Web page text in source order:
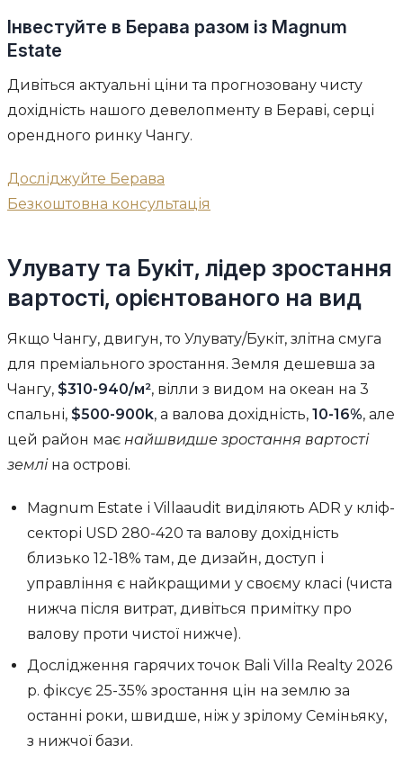
Інвестуйте в Берава разом із Magnum
Estate
Дивіться актуальні ціни та прогнозовану чисту
дохідність нашого девелопменту в Бераві, серці
орендного ринку Чангу.
Досліджуйте Берава
Безкоштовна консультація
Улувату та Букіт, лідер зростання
вартості, орієнтованого на вид
Якщо Чангу, двигун, то Улувату/Букіт, злітна смуга
для преміального зростання. Земля дешевша за
Чангу, $310-940/м², вілли з видом на океан на 3
спальні, $500-900k, а валова дохідність, 10-16%, але
цей район має найшвидше зростання вартості
земліна острові.
Magnum Estate і Villaaudit виділяють ADR у кліф-
секторі USD 280-420 та валову дохідність
близько 12-18% там, де дизайн, доступ і
управління є найкращими у своєму класі (чиста
нижча після витрат, дивіться примітку про
валову проти чистої нижче).
Дослідження гарячих точок Bali Villa Realty 2026
р. фіксує 25-35% зростання цін на землю за
останні роки, швидше, ніж у зрілому Семіньяку,
з нижчої бази.